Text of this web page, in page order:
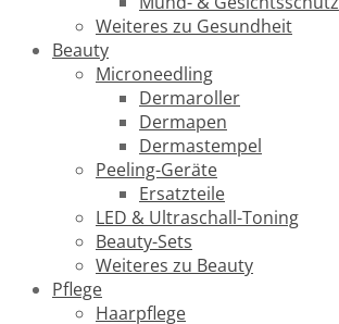
Weiteres zu Gesundheit
Beauty
Microneedling
Dermaroller
Dermapen
Dermastempel
Peeling-Geräte
Ersatzteile
LED & Ultraschall-Toning
Beauty-Sets
Weiteres zu Beauty
Pflege
Haarpflege